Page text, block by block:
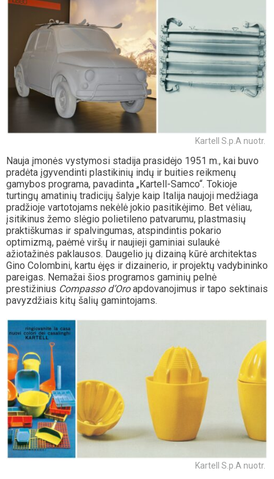
Kartell S.p.A nuotr.
Nauja įmonės vystymosi stadija prasidėjo 1951 m., kai buvo
pradėta įgyvendinti plastikinių indų ir buities reikmenų
gamybos programa, pavadinta „Kartell-Samco“. Tokioje
turtingų amatinių tradicijų šalyje kaip Italija naujoji medžiaga
pradžioje vartotojams nekėlė jokio pasitikėjimo. Bet vėliau,
įsitikinus žemo slėgio polietileno patvarumu, plastmasių
praktiškumas ir spalvingumas, atspindintis pokario
optimizmą, paėmė viršų ir naujieji gaminiai sulaukė
ažiotažinės paklausos. Daugelio jų dizainą kūrė architektas
Gino Colombini, kartu ėjęs ir dizainerio, ir projektų vadybininko
pareigas. Nemažai šios programos gaminių pelnė
prestižinius Compasso d’Oroapdovanojimus ir tapo sektinais
pavyzdžiais kitų šalių gamintojams.
Kartell S.p.A nuotr.